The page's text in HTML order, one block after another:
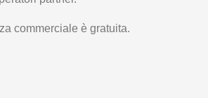
commerciale è gratuita.